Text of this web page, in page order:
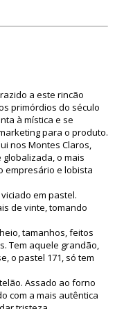
a este rincão
primórdios do século
à mística e se
para o produto.
nos Montes Claros,
o mais
empresário e lobista
em pastel.
de vinte, tomando
tamanhos, feitos
Tem aquele grandão,
o pastel 171, só tem
Assado ao forno
com a mais autêntica